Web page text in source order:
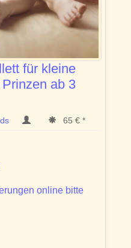
für kleine
ab 3
65 € *
online bitte